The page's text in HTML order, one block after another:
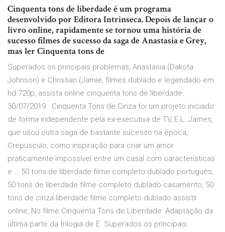
Cinquenta tons de liberdade é um programa
desenvolvido por Editora Intrinseca. Depois de lançar o
livro online, rapidamente se tornou uma história de
sucesso filmes de sucesso da saga de Anastasia e Grey,
mas ler Cinquenta tons de
Superados os principais problemas, Anastasia (Dakota
Johnson) e Christian (Jamie, filmes dublado e legendado em
hd 720p, assista online cinquenta tons de liberdade.
30/07/2019 · Cinquenta Tons de Cinza foi um projeto iniciado
de forma independente pela ex-executiva de TV, E.L. James,
que usou outra saga de bastante sucesso na época,
Crepúsculo, como inspiração para criar um amor
praticamente impossível entre um casal com características
e … 50 tons de liberdade filme completo dublado português,
50 tons de liberdade filme completo dublado casamento, 50
tons de cinza liberdade filme completo dublado assistir
online, No filme Cinquenta Tons de Liberdade: Adaptação da
última parte da trilogia de E. Superados os principais